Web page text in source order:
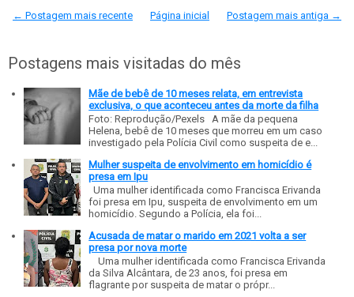
← Postagem mais recente Postagem mais antiga →
Página inicial
Postagens mais visitadas do mês
Mãe de bebê de 10 meses relata, em entrevista
exclusiva, o que aconteceu antes da morte da filha
Foto: Reprodução/Pexels A mãe da pequena
Helena, bebê de 10 meses que morreu em um caso
investigado pela Polícia Civil como suspeita de e...
Mulher suspeita de envolvimento em homicídio é
presa em Ipu
Uma mulher identificada como Francisca Erivanda
foi presa em Ipu, suspeita de envolvimento em um
homicídio. Segundo a Polícia, ela foi...
Acusada de matar o marido em 2021 volta a ser
presa por nova morte
Uma mulher identificada como Francisca Erivanda
da Silva Alcântara, de 23 anos, foi presa em
flagrante por suspeita de matar o própr...